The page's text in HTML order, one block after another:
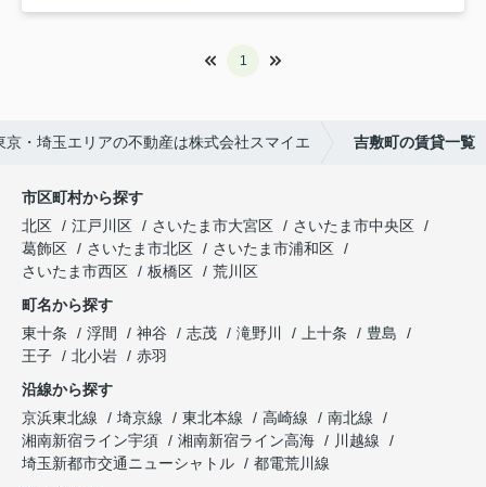
1
京・埼玉エリアの不動産は株式会社スマイエ 吉敷町の賃貸一覧
市区町村から探す
北区
江戸川区 さいたま市大宮区
さいたま市中央区
葛飾区
さいたま市北区
さいたま市浦和区
さいたま市西区
板橋区
荒川区
町名から探す
東十条
浮間 神谷 志茂 滝野川 上十条
豊島
王子
北小岩
赤羽
沿線から探す
京浜東北線
埼京線 東北本線 高崎線
南北線
湘南新宿ライン宇須
湘南新宿ライン高海
川越線
埼玉新都市交通ニューシャトル
都電荒川線